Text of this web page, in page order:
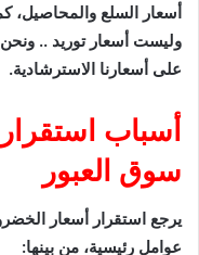
أسعار السلع والمحاصيل،
وليست أسعار توريد ..
على أسعارنا الاسترشادية.
أسباب
سوق العبور
يرجع استقرار أسعار
عوامل رئيسية، من بينها: